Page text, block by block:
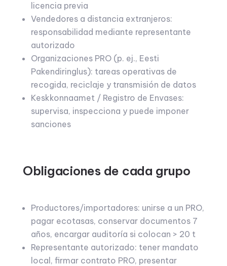
licencia previa
Vendedores a distancia extranjeros:
responsabilidad mediante representante
autorizado
Organizaciones PRO (p. ej., Eesti
Pakendiringlus): tareas operativas de
recogida, reciclaje y transmisión de datos
Keskkonnaamet / Registro de Envases:
supervisa, inspecciona y puede imponer
sanciones
Obligaciones de cada grupo
Productores/importadores: unirse a un PRO,
pagar ecotasas, conservar documentos 7
años, encargar auditoría si colocan > 20 t
Representante autorizado: tener mandato
local, firmar contrato PRO, presentar